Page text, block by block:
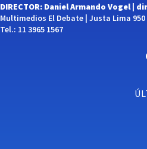
DIRECTOR: Daniel Armando Vogel |
Multimedios El Debate | Justa Lima
Tel.: 11 3965 1567